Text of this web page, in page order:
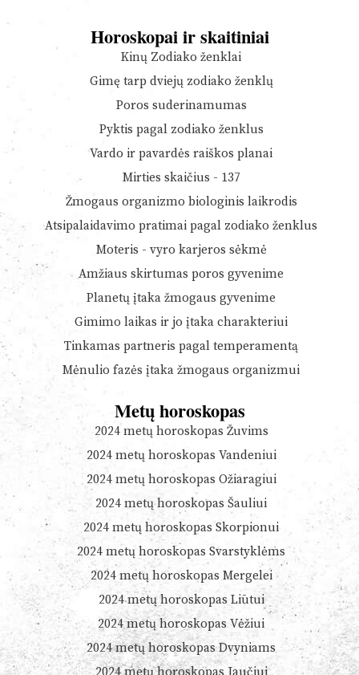
Horoskopai ir skaitiniai
Kinų Zodiako ženklai
Gimę tarp dviejų zodiako ženklų
Poros suderinamumas
Pyktis pagal zodiako ženklus
Vardo ir pavardės raiškos planai
Mirties skaičius - 137
Žmogaus organizmo biologinis laikrodis
Atsipalaidavimo pratimai pagal zodiako ženklus
Moteris - vyro karjeros sėkmė
Amžiaus skirtumas poros gyvenime
Planetų įtaka žmogaus gyvenime
Gimimo laikas ir jo įtaka charakteriui
Tinkamas partneris pagal temperamentą
Mėnulio fazės įtaka žmogaus organizmui
Metų horoskopas
2024 metų horoskopas Žuvims
2024 metų horoskopas Vandeniui
2024 metų horoskopas Ožiaragiui
2024 metų horoskopas Šauliui
2024 metų horoskopas Skorpionui
2024 metų horoskopas Svarstyklėms
2024 metų horoskopas Mergelei
2024 metų horoskopas Liūtui
2024 metų horoskopas Vėžiui
2024 metų horoskopas Dvyniams